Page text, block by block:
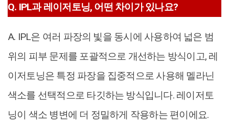
Q. IPL과 레이저토닝, 어떤 차이가 있나요?
A. IPL은 여러 파장의 빛을 동시에 사용하여 넓은 범
위의 피부 문제를 포괄적으로 개선하는 방식이고, 레
이저토닝은 특정 파장을 집중적으로 사용해 멜라닌
색소를 선택적으로 타깃하는 방식입니다. 레이저토
닝이 색소 병변에 더 정밀하게 작용하는 편이에요.